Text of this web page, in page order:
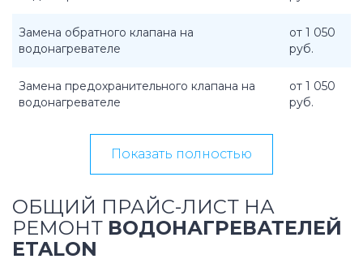
Замена обратного клапана на
водонагревателе
от 1 050
руб.
Замена предохранительного клапана на
водонагревателе
от 1 050
руб.
Показать полностью
ОБЩИЙ ПРАЙС-ЛИСТ НА
РЕМОНТ ВОДОНАГРЕВАТЕЛЕЙ
ETALON